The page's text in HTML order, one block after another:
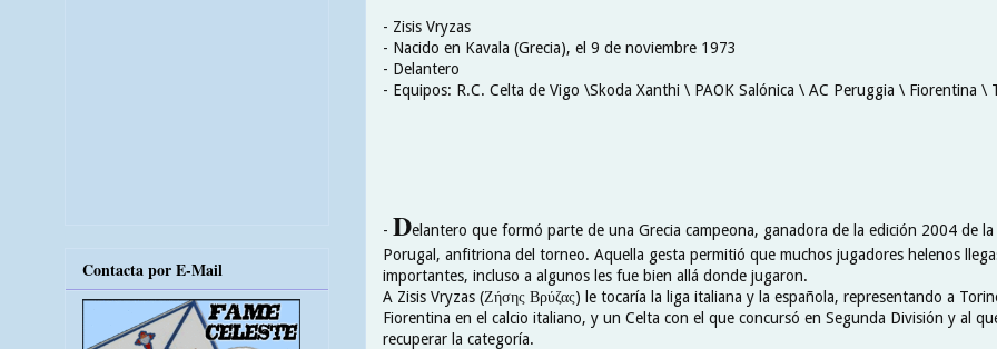
- Zisis Vryzas
- Nacido en Kavala (Grecia), el 9 de noviembre 1973
- Delantero
- Equipos: R.C. Celta de Vigo \Skoda Xanthi \ PAOK Salónica \ AC Peruggia \ Fiorentina \
- Delantero que formó parte de una Grecia campeona, ganadora de la edición 2004 de
Porugal, anfitriona del torneo. Aquella gesta permitió que muchos jugadores helenos
importantes, incluso a algunos les fue bien allá donde jugaron.
A Zisis Vryzas (Ζήσης Βρύζας) le tocaría la liga italiana y la española, representando a
Fiorentina en el calcio italiano, y un Celta con el que concursó en Segunda División y al
recuperar la categoría.
Contacta por E-Mail